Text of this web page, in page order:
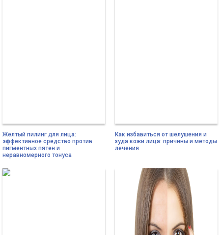
Желтый пилинг для лица:
эффективное средство против
пигментных пятен и
неравномерного тонуса
Как избавиться от шелушения и
зуда кожи лица: причины и методы
лечения